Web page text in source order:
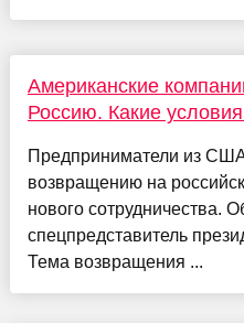
Американские
Россию. Какие
Предприниматели из
возвращению на
нового сотрудничества.
спецпредставитель
Тема возвращения ...